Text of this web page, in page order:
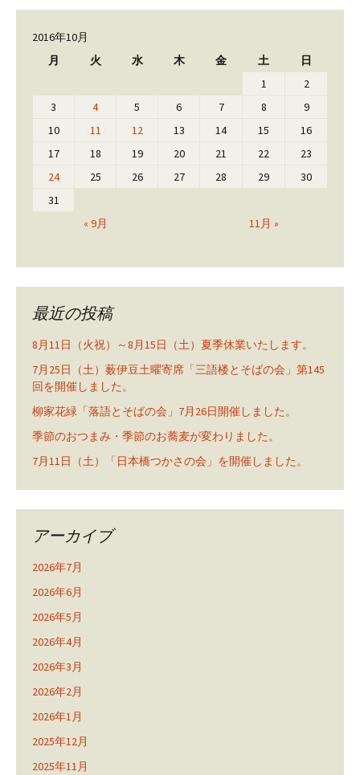
2016年10月
月
火 水 木 金 土 日
« 9月 11月 »
1
2
3
4 5 6 7 8
9
10
11 12 13 14 15
16
17
18 19 20 21 22
23
24
25 26 27 28 29
30
31
最近の投稿
8月11日（火祝）～8月15日（土）夏季休業いたします。
7月25日（土）薮伊豆土曜寄席「三語楼とそばの会」第145
回を開催しました。
柳家花緑「落語とそばの会」7月26日開催しました。
季節のおつまみ・季節のお蕎麦が変わりました。
7月11日（土）「日本橋つかさの会」を開催しました。
アーカイブ
2026年7月
2026年6月
2026年5月
2026年4月
2026年3月
2026年2月
2026年1月
2025年12月
2025年11月